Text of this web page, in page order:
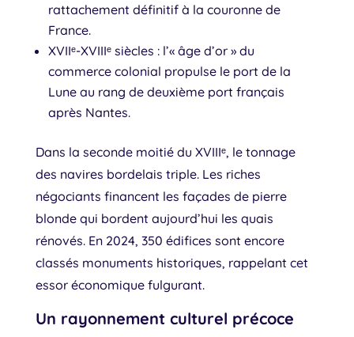
rattachement définitif à la couronne de
France.
XVIIᵉ-XVIIIᵉ siècles : l’« âge d’or » du
commerce colonial propulse le port de la
Lune au rang de deuxième port français
après Nantes.
Dans la seconde moitié du XVIIIᵉ, le tonnage
des navires bordelais triple. Les riches
négociants financent les façades de pierre
blonde qui bordent aujourd’hui les quais
rénovés. En 2024, 350 édifices sont encore
classés monuments historiques, rappelant cet
essor économique fulgurant.
Un rayonnement culturel précoce